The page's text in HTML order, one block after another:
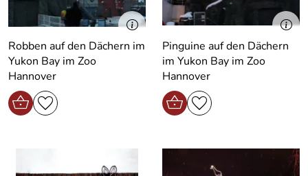
Robben auf den Dächern im
Yukon Bay im Zoo
Hannover
Pinguine auf den Dächern
im Yukon Bay im Zoo
Hannover